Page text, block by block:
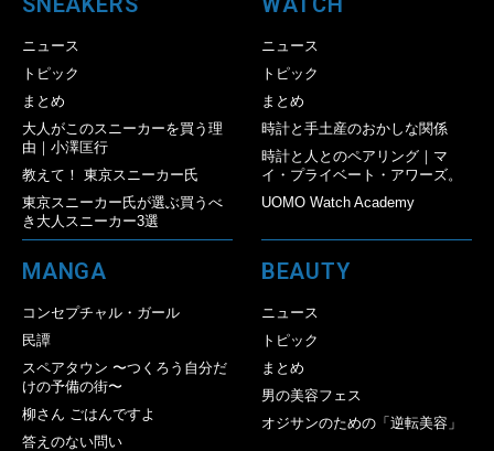
ニュース
トピック
まとめ
大人がこのスニーカーを買う理
由｜小澤匡行
教えて！ 東京スニーカー氏
東京スニーカー氏が選ぶ買うべ
き大人スニーカー3選
ニュース
トピック
まとめ
時計と手土産のおかしな関係
時計と人とのペアリング｜マ
イ・プライベート・アワーズ。
UOMO Watch Academy
MANGA
コンセプチャル・ガール
民譚
スペアタウン 〜つくろう自分だ
けの予備の街〜
柳さん ごはんですよ
答えのない問い
BEAUTY
ニュース
トピック
まとめ
男の美容フェス
オジサンのための「逆転美容」